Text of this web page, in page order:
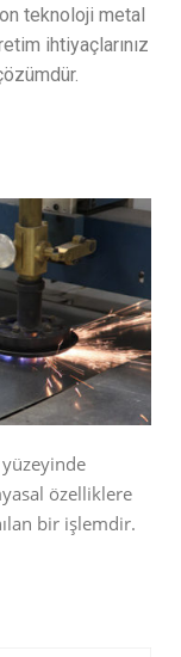
teknoloji metal
ihtiyaçlarınız
özelliklere
bir işlemdir.